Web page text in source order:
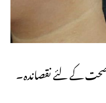
صحت کے لئے نقصاندہ۔